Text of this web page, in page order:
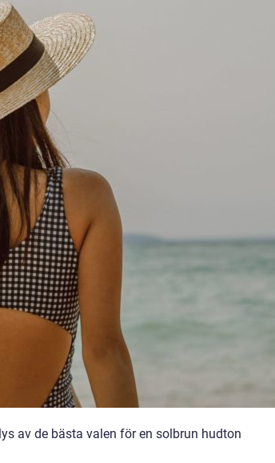
av de bästa valen för en solbrun hudton